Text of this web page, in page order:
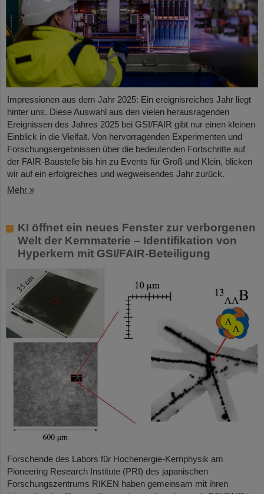
Impressionen aus dem Jahr 2025: Ein ereignisreiches Jahr liegt
hinter uns. Diese Auswahl aus den vielen herausragenden
Ereignissen des Jahres 2025 bei GSI/FAIR gibt nur einen kleinen
Einblick in die Vielfalt. Von hervorragenden Experimenten und
Forschungsergebnissen über die bedeutenden Fortschritte auf
der FAIR-Baustelle bis hin zu Events für Groß und Klein, blicken
wir auf ein erfolgreiches und wegweisendes Jahr zurück.
Mehr »
KI öffnet ein neues Fenster zur verborgenen
Welt der Kernmaterie – Identifikation von
Hyperkern mit GSI/FAIR-Beteiligung
Forschende des Labors für Hochenergie-Kernphysik am
Pioneering Research Institute (PRI) des japanischen
Forschungszentrums RIKEN haben gemeinsam mit ihren